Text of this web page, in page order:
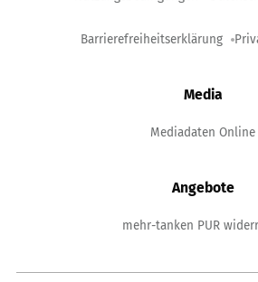
Barrierefreiheitserklärung
Media
Mediadaten Online
Angebote
mehr-tanken PUR